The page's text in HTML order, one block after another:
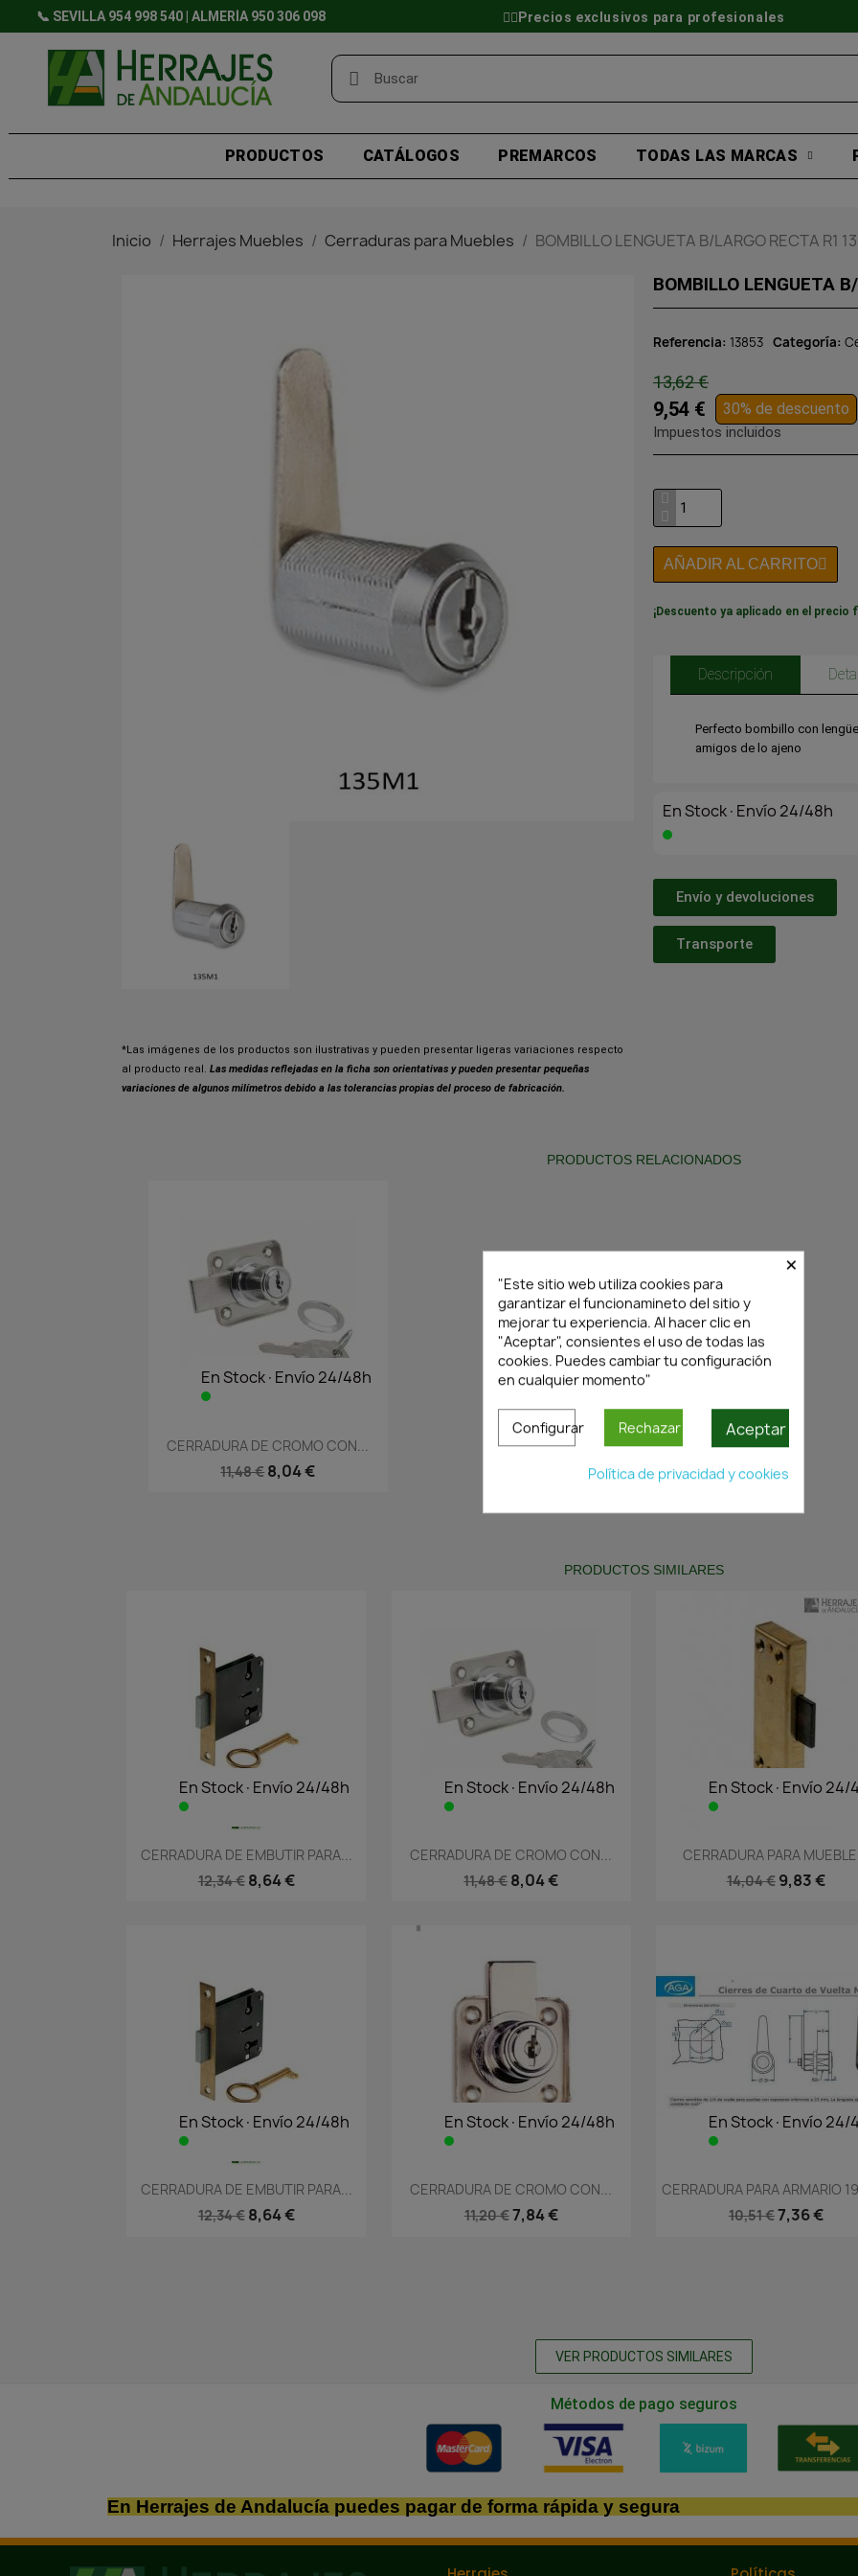
📞 SEVILLA 954 998 540 | ALMERÍA 950 306 098 👷‍♂️Precios exclusivos para profesionales
PRODUCTOS CATÁLOGOS PREMARCOS TODAS LAS MARCAS
Inicio Herrajes Muebles Cerraduras para Muebles BOMBILLO LENGUETA B/LARGO RECTA R1
*Las imágenes de los productos son ilustrativas y pueden presentar ligeras variaciones respecto
al producto real. Las medidas reflejadas en la ficha son orientativas y pueden presentar pequeñas
variaciones de algunos milímetros debido a las tolerancias propias del proceso de fabricación.
BOMBILLO LENGUETA
Referencia 13853 Categoría
13,62 €
9,54 € 30% de descuento
Impuestos incluidos
AÑADIR AL CARRITO
¡Descuento ya aplicado en el precio
Descripción
Perfecto bombillo con
amigos de lo ajeno
En Stock·Envío 24/48h
Envío y devoluciones
Transporte
PRODUCTOS RELACIONADOS
En Stock·Envío 24/48h
Vista rápida
CERRADURA DE CROMO CON...
11,48 € 8,04 €
PRODUCTOS SIMILARES
En Stock·Envío 24/48h
Vista rápida
CERRADURA DE EMBUTIR PARA...
12,34 € 8,64 €
En Stock·Envío 24/48h
Vista rápida
CERRADURA DE CROMO CON...
11,48 € 8,04 €
En Stock·Envío 24/
 Vista rápida
CERRADURA PARA
14,04 € 9,83 €
En Stock·Envío 24/48h
Vista rápida
CERRADURA DE EMBUTIR PARA...
12,34 € 8,64 €
En Stock·Envío 24/48h
Vista rápida
CERRADURA DE CROMO CON...
11,20 €7,84 €
En Stock·Envío 24/
 Vista rápida
CERRADURA PARA ARMARIO
10,51 €7,36 €
VER PRODUCTOS SIMILARES
Métodos de pago seguros
En Herrajes de Andalucía puedes pagar de forma rápida y segura
×
"Este sitio web utiliza cookies para
garantizar el funcionamineto del sitio y
mejorar tu experiencia. Al hacer clic en
"Aceptar", consientes el uso de todas las
cookies. Puedes cambiar tu configuración
en cualquier momento"
Configurar Rechazar Aceptar
Política de privacidad y cookies